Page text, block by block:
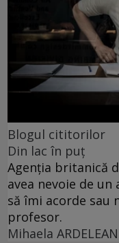
Blogul cititorilor
Din lac în puț
Agenția britanică
avea nevoie de
să îmi acorde sau
profesor.
Mihaela ARDELEAN